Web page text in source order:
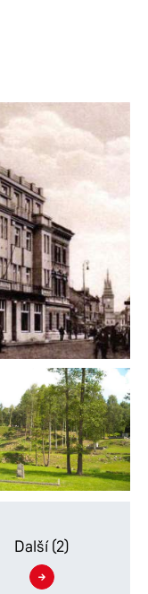
Další(2)